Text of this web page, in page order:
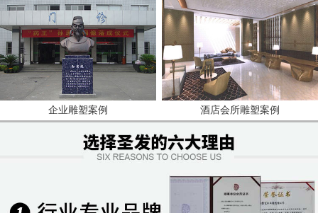
企业雕塑案例 酒店会所雕塑案例